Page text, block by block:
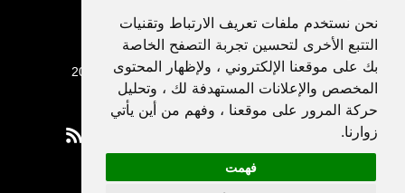
نحن نستخدم ملفات تعريف الارتباط وتقنيات
التتبع الأخرى لتحسين تجربة التصفح الخاصة
بك على موقعنا الإلكتروني ، ولإظهار المحتوى
المخصص والإعلانات المستهدفة لك ، وتحليل
حركة المرور على موقعنا ، وفهم من أين يأتي
زوارنا.
فهمت
جميع الحقوق محفوظة لدنيا الوطن © 2003 - 2022
Privacy Policy